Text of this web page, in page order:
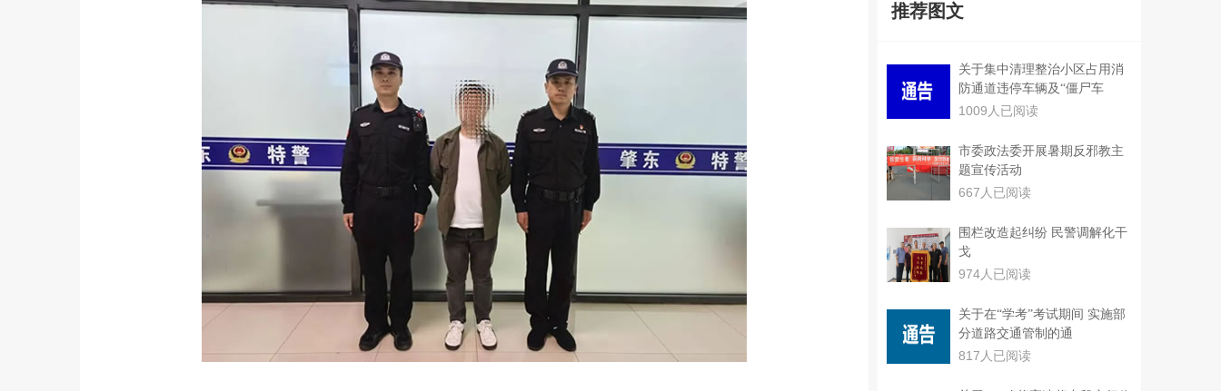
推荐图文
关于集中清理整治小区占用消
防通道违停车辆及“僵尸车
1009人已阅读
市委政法委开展暑期反邪教主
题宣传活动
667人已阅读
围栏改造起纠纷 民警调解化干
戈
974人已阅读
关于在“学考”考试期间 实施部
分道路交通管制的通
817人已阅读